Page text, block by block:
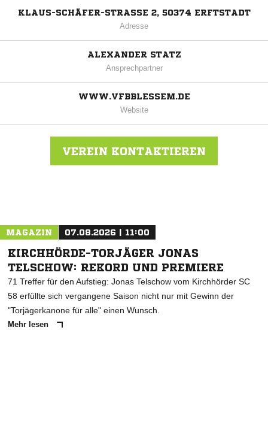
KLAUS-SCHÄFER-STRASSE 2, 50374 ERFTSTADT
Adresse
ALEXANDER STATZ
Ansprechpartner
WWW.VFBBLESSEM.DE
Website
VEREIN KONTAKTIEREN
MAGAZIN 07.08.2026 | 11:00
KIRCHHÖRDE-TORJÄGER JONAS
TELSCHOW: REKORD UND PREMIERE
71 Treffer für den Aufstieg: Jonas Telschow vom Kirchhörder SC
58 erfüllte sich vergangene Saison nicht nur mit Gewinn der
"Torjägerkanone für alle" einen Wunsch.
Mehr lesen